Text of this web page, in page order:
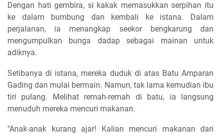
Dengan hati gembira, si kakak memasukkan serpihan itu
ke dalam bumbung dan kembali ke istana. Dalam
perjalanan, ia menangkap seekor bengkarung dan
mengumpulkan bunga dadap sebagai mainan untuk
adiknya.
Setibanya di istana, mereka duduk di atas Batu Amparan
Gading dan mulai bermain. Namun, tak lama kemudian ibu
tiri pulang. Melihat remah-remah di batu, ia langsung
menuduh mereka mencuri makanan.
"Anak-anak kurang ajar! Kalian mencuri makanan dari